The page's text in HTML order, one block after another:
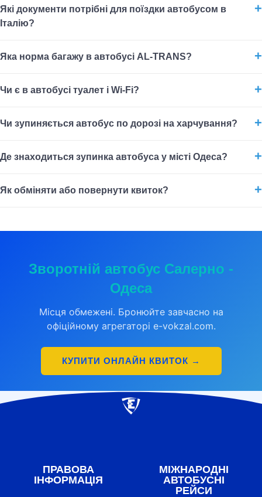
Які документи потрібні для поїздки автобусом в
Італію?
Яка норма багажу в автобусі AL-TRANS?
Чи є в автобусі туалет і Wi-Fi?
Чи зупиняється автобус по дорозі на харчування?
Де знаходиться зупинка автобуса у місті Одеса?
Як обміняти або повернути квиток?
Зворотній автобус Салерно -
Одеса
Місця обмежені. Бронюйте завчасно на
офіційному агрегаторі e-vokzal.com.
КУПИТИ ОНЛАЙН КВИТОК →
ПРАВОВА
ІНФОРМАЦІЯ
МІЖНАРОДНІ
АВТОБУСНІ
РЕЙСИ